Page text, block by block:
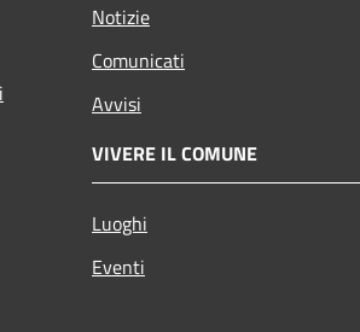
Notizie
Comunicati
Avvisi
VIVERE IL COMUNE
Luoghi
Eventi